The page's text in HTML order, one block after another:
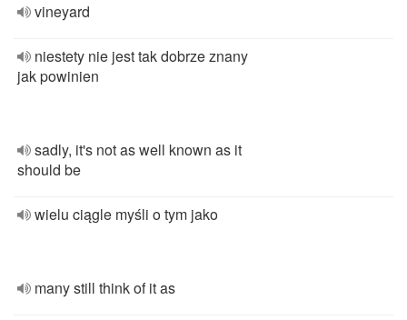
vineyard
niestety nie jest tak dobrze znany
jak powinien
sadly, it's not as well known as it
should be
wielu ciągle myśli o tym jako
many still think of it as